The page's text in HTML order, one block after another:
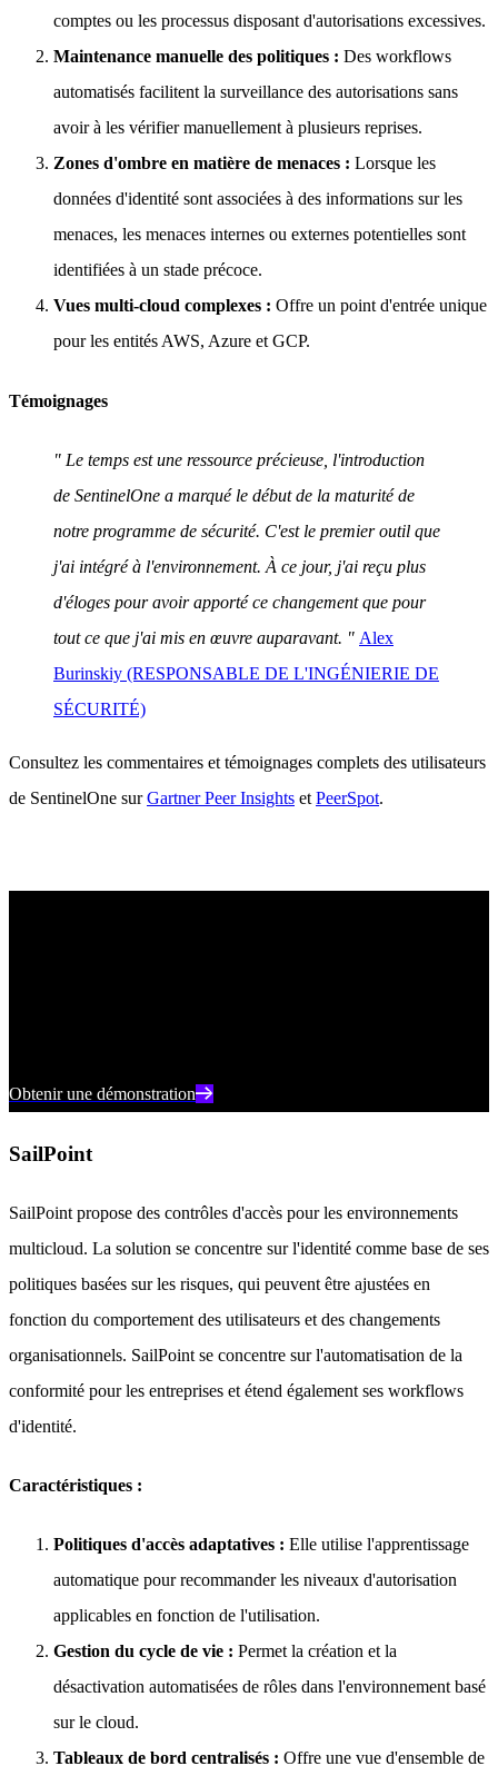
comptes ou les processus disposant d'autorisations excessives.
Maintenance manuelle des politiques : Des workflows
automatisés facilitent la surveillance des autorisations sans
avoir à les vérifier manuellement à plusieurs reprises.
Zones d'ombre en matière de menaces : Lorsque les
données d'identité sont associées à des informations sur les
menaces, les menaces internes ou externes potentielles sont
identifiées à un stade précoce.
Vues multi-cloud complexes : Offre un point d'entrée unique
pour les entités AWS, Azure et GCP.
Témoignages
" Le temps est une ressource précieuse, l'introduction
de SentinelOne a marqué le début de la maturité de
notre programme de sécurité. C'est le premier outil que
j'ai intégré à l'environnement. À ce jour, j'ai reçu plus
d'éloges pour avoir apporté ce changement que pour
tout ce que j'ai mis en œuvre auparavant. " Alex
Burinskiy (RESPONSABLE DE L'INGÉNIERIE DE
SÉCURITÉ)
Consultez les commentaires et témoignages complets des utilisateurs
de SentinelOne surGartner Peer Insights et PeerSpot.
Obtenir une démonstration
SailPoint
SailPoint propose des contrôles d'accès pour les environnements
multicloud. La solution se concentre sur l'identité comme base de ses
politiques basées sur les risques, qui peuvent être ajustées en
fonction du comportement des utilisateurs et des changements
organisationnels. SailPoint se concentre sur l'automatisation de la
conformité pour les entreprises et étend également ses workflows
d'identité.
Caractéristiques :
Politiques d'accès adaptatives : Elle utilise l'apprentissage
automatique pour recommander les niveaux d'autorisation
applicables en fonction de l'utilisation.
Gestion du cycle de vie : Permet la création et la
désactivation automatisées de rôles dans l'environnement basé
sur le cloud.
Tableaux de bord centralisés : Offre une vue d'ensemble de